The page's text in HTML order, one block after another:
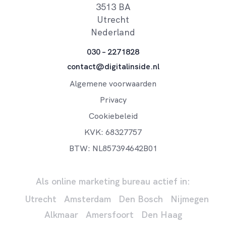
3513 BA
Utrecht
Nederland
030 – 2271828
contact@digitalinside.nl
Algemene voorwaarden
Privacy
Cookiebeleid
KVK: 68327757
BTW: NL857394642B01
Als online marketing bureau actief in:
Utrecht
Amsterdam Den Bosch
Nijmegen
Alkmaar
Amersfoort Den Haag